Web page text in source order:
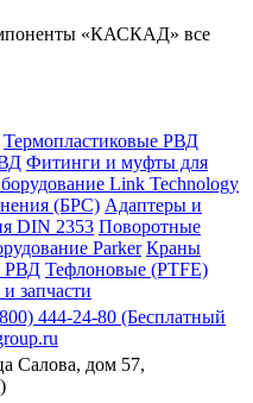
«КАСКАД» все
Термопластиковые РВД
Фитинги и муфты для
Link Technology
(БРС) Адаптеры и
DIN 2353 Поворотные
Parker Краны
РВД Тефлоновые (PTFE)
запчасти
444-24-80 (Бесплатный
Салова, дом 57,